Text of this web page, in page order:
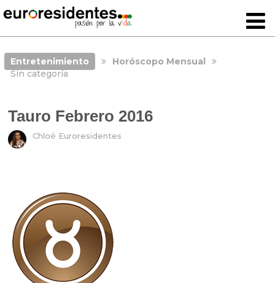
Entretenimiento
Horóscopo Mensual
Sin categoría
Tauro Febrero 2016
Chloé Euroresidentes